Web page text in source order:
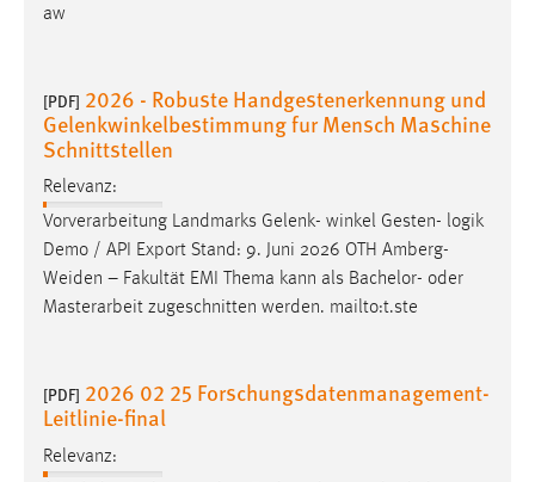
aw
[PDF] 2026 - Robuste Handgestenerkennung und
Gelenkwinkelbestimmung fur Mensch Maschine
Schnittstellen
Relevanz:
Vorverarbeitung Landmarks Gelenk- winkel Gesten- logik
Demo / API Export Stand: 9. Juni 2026 OTH Amberg-
Weiden – Fakultät EMI Thema kann als Bachelor- oder
Masterarbeit zugeschnitten werden. mailto:t.ste
[PDF] 2026 02 25 Forschungsdatenmanagement-
Leitlinie-final
Relevanz:
Cookie Laufzeit:
Max. 13 Monate
MARKETING
Marketing Cookies werden von Drittanbietern
verwendet, um personalisierte Werbung anzuzeigen.
Sie tun dies, indem sie Besucher über Websites
Google Ads
_gcl_au